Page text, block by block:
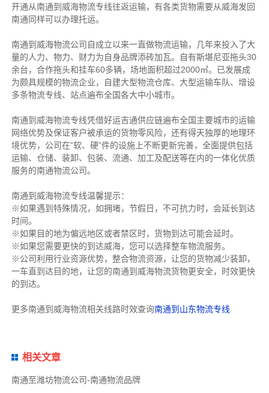
开通从南通到威海物流专线往返运输，有各类货物需要从威海发回
南通同样可以办理托运。
南通到威海物流公司自成立以来一直做物流运输，几年来投入了大
量的人力、物力、财力为自身品牌添砖加瓦。自有斯堪尼亚拖头30
余台，合作拖头和挂车60多辆，场地面积超过2000㎡。已发展成
为颇具规模的物流企业，自建大型物流仓库、大型运输车队、增设
多条物流专线、站点遍布全国各大中小城市。
南通到威海物流专线凭借好运吉通供应链遍布全国主要城市的运输
网络优势及保证客户被承运的货物零风险，还有得天独厚的地理环
境优势，公司在“软、硬”件的设施上不断更新完善，全面提供包括
运输、仓储、装卸、包装、流通、加工及配送等在内的一体化优质
服务的南通物流公司。
南通到威海物流专线温馨提示：
※如果遇到特殊情况，如拥堵，节假日，不可抗力时，会延长到达
时间。
※如果目的地为偏远地区或者禁区时，货物到达可能会延时。
※如果您需要更快的到达威海，您可以选择整车物流服务。
※公司利用行业资源优势，整合物流资源，让您的货物减少装卸，
一车直到达目的地，让您的南通到威海物流货物更安全，时效更快
的到达。
更多南通到威海物流相关线路时效查询南通到山东物流专线
相关文章
南通至潍坊物流公司-南通物流品牌